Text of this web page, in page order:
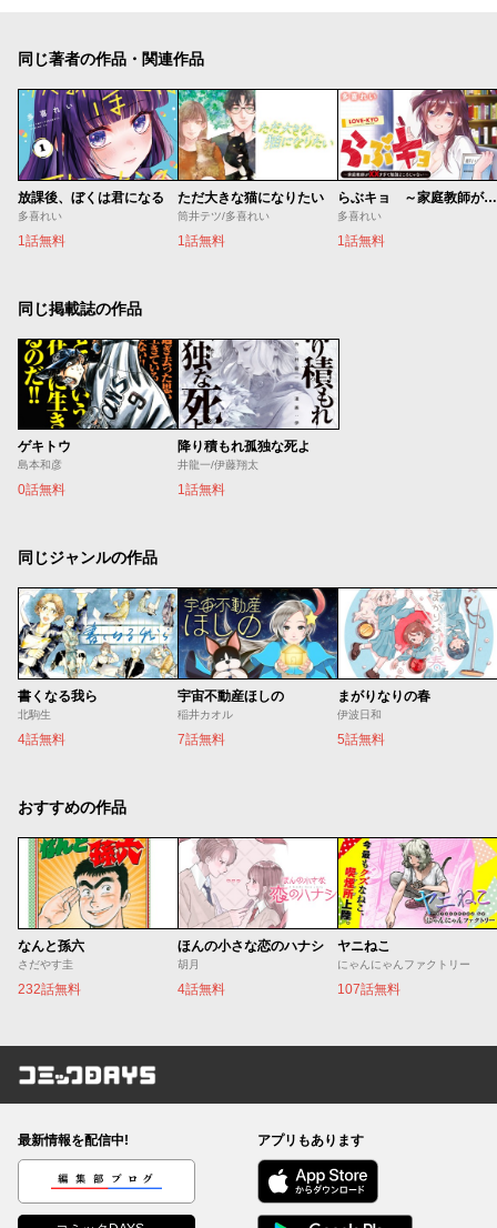
同じ著者の作品・関連作品
放課後、ぼくは君になる
多喜れい
1話無料
ただ大きな猫になりたい
筒井テツ/多喜れい
1話無料
らぶキョ ～家庭教師が××すぎて勉強どころじゃない～
多喜れい
1話無料
同じ掲載誌の作品
ゲキトウ
島本和彦
0話無料
降り積もれ孤独な死よ
井龍一/伊藤翔太
1話無料
同じジャンルの作品
書くなる我ら
北駒生
4話無料
宇宙不動産ほしの
稲井カオル
7話無料
まがりなりの春
伊波日和
5話無料
おすすめの作品
なんと孫六
さだやす圭
232話無料
ほんの小さな恋のハナシ
胡月
4話無料
ヤニねこ
にゃんにゃんファクトリー
107話無料
コミックDAYS
最新情報を配信中!
編集部ブログ
アプリもあります